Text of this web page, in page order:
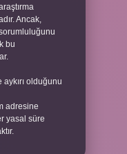
Ancak,
bu
olduğunu
adresine
yasal süre